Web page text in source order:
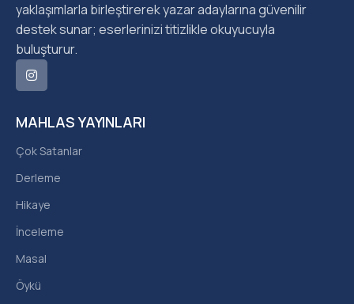
MAHLAS YAYINLARI
Çok Satanlar
Derleme
Hikaye
İnceleme
Masal
Öykü
yaklaşımlarla birleştirerek yazar adaylarına güvenilir
destek sunar; eserlerinizi titizlikle okuyucuyla
buluşturur.